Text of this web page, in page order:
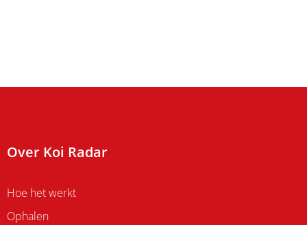
Over Koi Radar
Hoe het werkt
Ophalen